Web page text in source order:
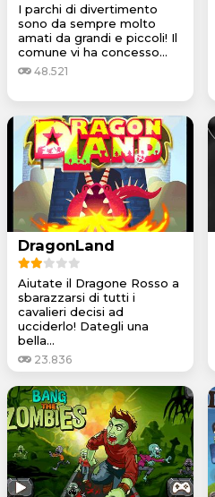
I parchi di divertimento
sono da sempre molto
amati da grandi e piccoli! Il
comune vi ha concesso...
48.521
DragonLand
Aiutate il Dragone Rosso a
sbarazzarsi di tutti i
cavalieri decisi ad
ucciderlo! Dategli una
bella...
23.836